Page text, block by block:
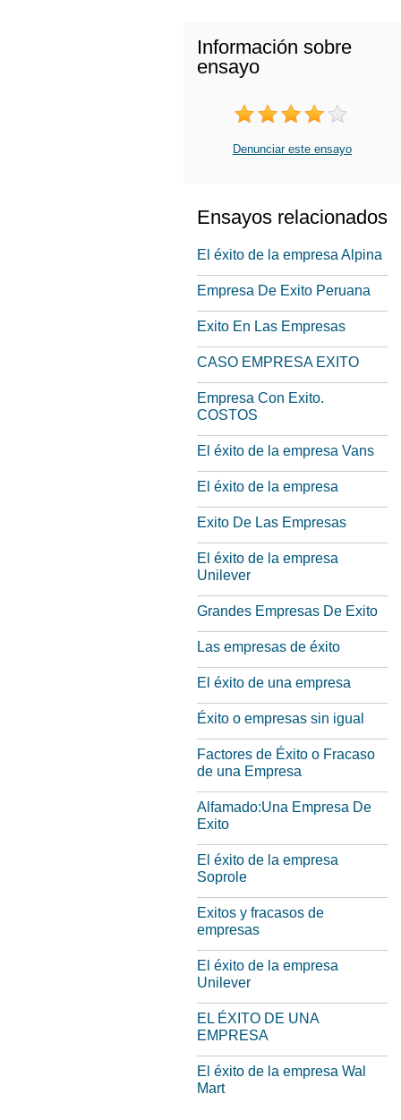
Información sobre
ensayo
Denunciar este ensayo
Ensayos relacionados
El éxito de la empresa Alpina
Empresa De Exito Peruana
Exito En Las Empresas
CASO EMPRESA EXITO
Empresa Con Exito.
COSTOS
El éxito de la empresa Vans
El éxito de la empresa
Exito De Las Empresas
El éxito de la empresa
Unilever
Grandes Empresas De Exito
Las empresas de éxito
El éxito de una empresa
Éxito o empresas sin igual
Factores de Éxito o Fracaso
de una Empresa
Alfamado:Una Empresa De
Exito
El éxito de la empresa
Soprole
Exitos y fracasos de
empresas
El éxito de la empresa
Unilever
EL ÉXITO DE UNA
EMPRESA
El éxito de la empresa Wal
Mart